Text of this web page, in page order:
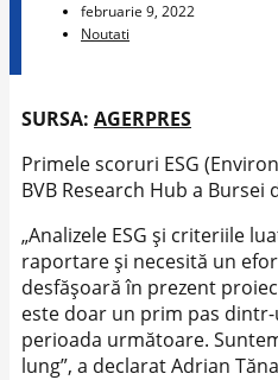
februarie 9, 2022
Noutati
SURSA: AGERPRES
Primele scoruri ESG
BVB Research Hub a Bursei
„Analizele ESG şi criteriile
raportare şi necesită un
desfăşoară în prezent
este doar un prim pas
perioada următoare.
lung”, a declarat Adrian